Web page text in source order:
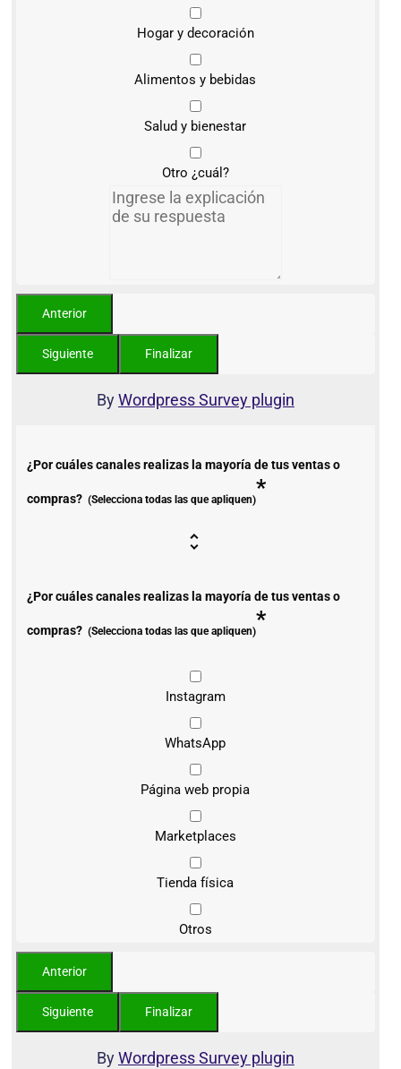
Hogar y decoración
Alimentos y bebidas
Salud y bienestar
Otro ¿cuál?
ByWordpress Survey plugin
¿Por cuáles canales realizas la mayoría de tus ventas o
compras? (Selecciona todas las que apliquen)*
¿Por cuáles canales realizas la mayoría de tus ventas o
compras? (Selecciona todas las que apliquen)*
Instagram
WhatsApp
Página web propia
Marketplaces
Tienda física
Otros
ByWordpress Survey plugin